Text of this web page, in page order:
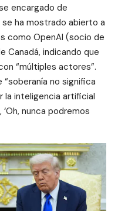
encargado de
ha mostrado abierto a
como OpenAI (socio de
Canadá, indicando que
“múltiples actores”.
no significa
la inteligencia artificial
nunca podremos